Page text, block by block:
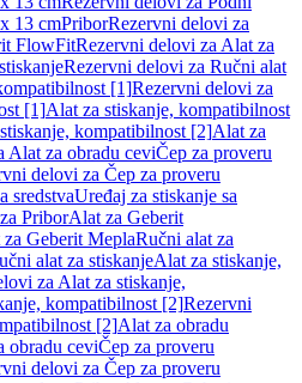
13 cmPriborRezervni delovi za
FlowFitRezervni delovi za Alat za
Rezervni delovi za Ručni alat
[1]Rezervni delovi za
[1]Alat za stiskanje, kompatibilnost
kompatibilnost [2]Alat za
Alat za obradu ceviČep za proveru
delovi za Čep za proveru
sredstvaUređaj za stiskanje sa
PriborAlat za Geberit
Geberit MeplaRučni alat za
alat za stiskanjeAlat za stiskanje,
za Alat za stiskanje,
kompatibilnost [2]Rezervni
[2]Alat za obradu
obradu ceviČep za proveru
delovi za Čep za proveru